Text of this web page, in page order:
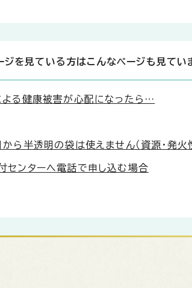
ジを見ている方はこんなページも見てい
よる健康被害が心配になったら…
ら半透明の袋は使えません（資源・発火
センターへ電話で申し込む場合